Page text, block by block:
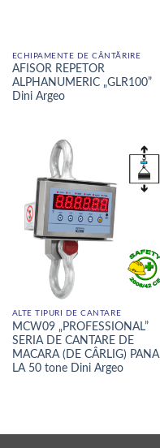
ECHIPAMENTE DE CÂNTĂRIRE
AFISOR REPETOR
ALPHANUMERIC „GLR100”
Dini Argeo
ALTE TIPURI DE CANTARE
MCW09 „PROFESSIONAL”
SERIA DE CANTARE DE
MACARA (DE CÂRLIG) PANA
LA 50 tone Dini Argeo